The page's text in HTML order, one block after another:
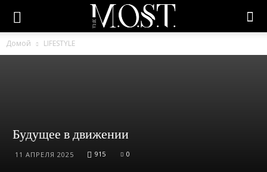
Домой LIFESTYLE
Будущее в движении
11 АПРЕЛЯ 2025 915 0